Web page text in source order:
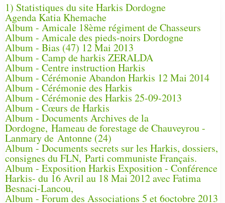
1) Statistiques du site Harkis Dordogne
Agenda Katia Khemache
Album - Amicale 18ème régiment de Chasseurs
Album - Amicale des pieds-noirs Dordogne
Album - Bias (47) 12 Mai 2013
Album - Camp de harkis ZERALDA
Album - Centre instruction Harkis
Album - Cérémonie Abandon Harkis 12 Mai 2014
Album - Cérémonie des Harkis
Album - Cérémonie des Harkis 25-09-2013
Album - Cœurs de Harkis
Album - Documents Archives de la
Dordogne, Hameau de forestage de Chauveyrou -
Lanmary de Antonne (24)
Album - Documents secrets sur les Harkis, dossiers,
consignes du FLN, Parti communiste Français.
Album - Exposition Harkis Exposition - Conférence
Harkis- du 16 Avril au 18 Mai 2012 avec Fatima
Besnaci-Lancou,
Album - Forum des Associations 5 et 6octobre 2013